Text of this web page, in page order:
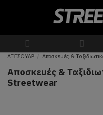
ΑΞΕΣΟΥΑΡ Αποσκευές &
Αποσκευές &
Streetwear